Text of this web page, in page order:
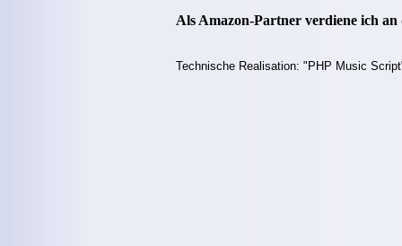
Als Amazon-Partner verdiene ich
Technische Realisation: "PHP Music